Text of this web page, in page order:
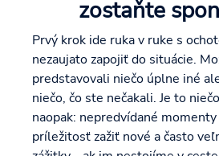
zostaňte
Prvý krok ide ruka v ruke s
nezaujato zapojiť do situácie.
predstavovali niečo úplne iné
niečo, čo ste nečakali. Je to
naopak: nepredvídané
príležitosť zažiť nové a často